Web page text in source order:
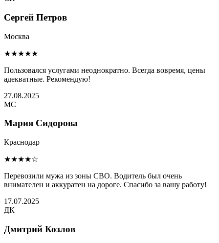
Сергей Петров
Москва
★★★★★
Пользовался услугами неоднократно. Всегда вовремя, цены
адекватные. Рекомендую!
27.08.2025
МС
Мария Сидорова
Краснодар
★★★★☆
Перевозили мужа из зоны СВО. Водитель был очень
внимателен и аккуратен на дороге. Спасибо за вашу работу!
17.07.2025
ДК
Дмитрий Козлов